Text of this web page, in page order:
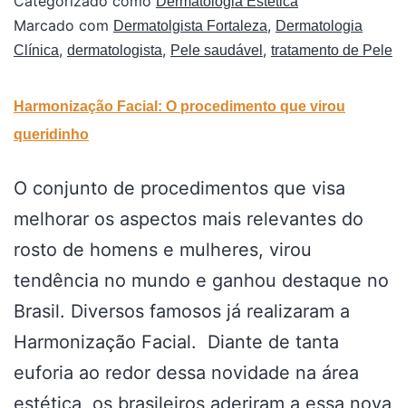
Marcado com Dermatolgista Fortaleza, Dermatologia
Clínica, dermatologista, Pele saudável , tratamento de Pele
Harmonização Facial: O procedimento que virou
queridinho
O conjunto de procedimentos que visa
melhorar os aspectos mais relevantes do
rosto de homens e mulheres, virou
tendência no mundo e ganhou destaque no
Brasil. Diversos famosos já realizaram a
Harmonização Facial. Diante de tanta
euforia ao redor dessa novidade na área
estética, os brasileiros aderiram a essa nova